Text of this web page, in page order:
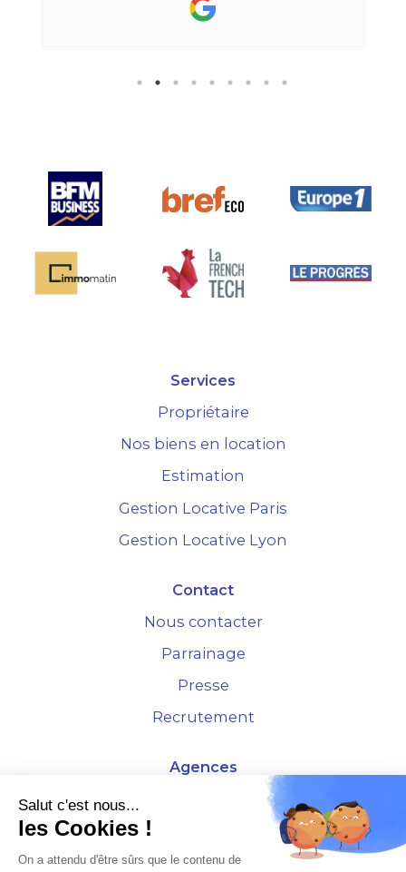
24h par email ou par
supplémentaire est très bien
Services
Propriétaire
Nos biens en location
Estimation
Gestion Locative Paris
Gestion Locative Lyon
Contact
Nous contacter
Parrainage
Presse
Recrutement
Agences
4 Rue de la Bourse - 69001 Lyon
10 rue d'Austerlitz - 75012 Paris
Salut c'est nous...
les Cookies !
On a attendu d'être sûrs que le contenu de